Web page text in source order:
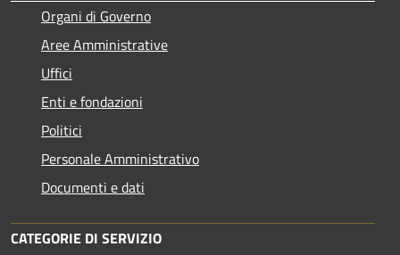
Organi di Governo
Aree Amministrative
Uffici
Enti e fondazioni
Politici
Personale Amministrativo
Documenti e dati
CATEGORIE DI SERVIZIO